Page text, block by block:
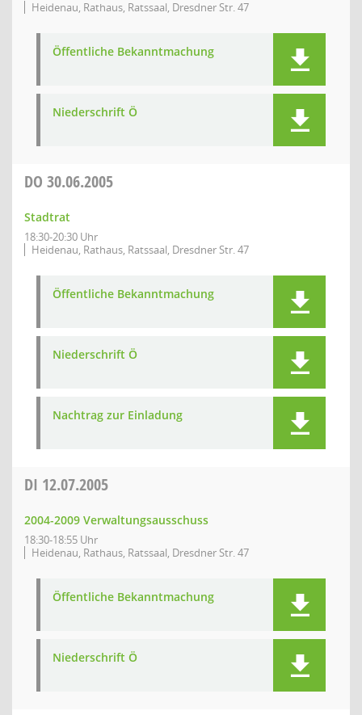
Heidenau, Rathaus, Ratssaal, Dresdner Str. 47
Öffentliche Bekanntmachung
Niederschrift Ö
DO 30.06.2005
Stadtrat
18:30-20:30 Uhr
Heidenau, Rathaus, Ratssaal, Dresdner Str. 47
Öffentliche Bekanntmachung
Niederschrift Ö
Nachtrag zur Einladung
DI 12.07.2005
2004-2009 Verwaltungsausschuss
18:30-18:55 Uhr
Heidenau, Rathaus, Ratssaal, Dresdner Str. 47
Öffentliche Bekanntmachung
Niederschrift Ö